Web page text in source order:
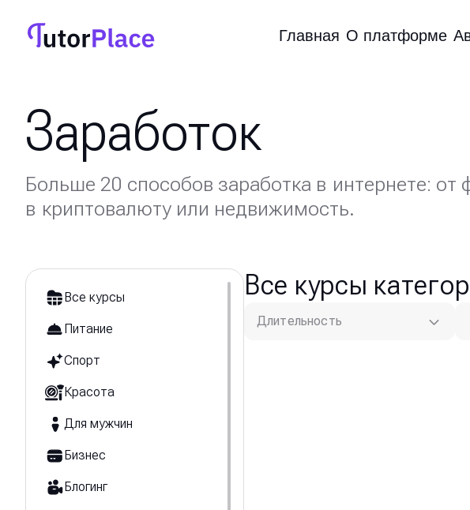
Главная О платформе
Заработок
Больше 20 способов заработка в интернете:
в криптовалюту или недвижимость.
Все курсы
Питание
Спорт
Красота
Для мужчин
Бизнес
Блогинг
Все курсы
Длительность